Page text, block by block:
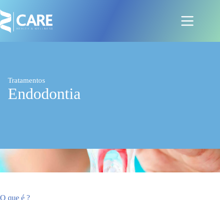
para
o
conteúdo
Tratamentos
Endodontia
O que é ?